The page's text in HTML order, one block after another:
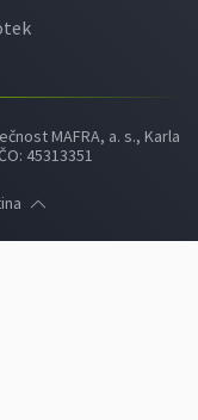
MAFRA, a. s., Karla
45313351